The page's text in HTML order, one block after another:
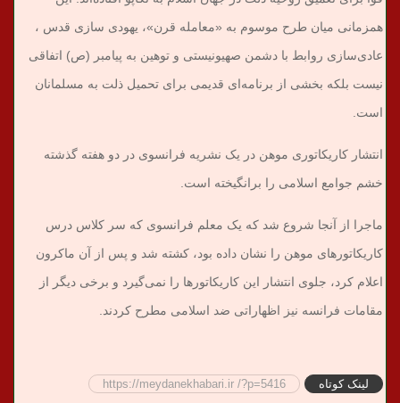
همزمانی میان طرح موسوم به «معامله قرن»، یهودی سازی قدس ،
عادی‌سازی روابط با دشمن صهیونیستی و توهین به پیامبر (ص) اتفاقی
نیست بلکه بخشی از برنامه‌ای قدیمی برای تحمیل ذلت به مسلمانان
است.
انتشار کاریکاتوری موهن در یک نشریه فرانسوی در دو هفته گذشته
خشم جوامع اسلامی را برانگیخته است.
ماجرا از آنجا شروع شد که یک معلم فرانسوی که سر کلاس درس
کاریکاتورهای موهن را نشان داده بود، کشته شد و پس از آن ماکرون
اعلام کرد، جلوی انتشار این کاریکاتورها را نمی‌گیرد و برخی دیگر از
مقامات فرانسه نیز اظهاراتی ضد اسلامی مطرح کردند.
لینک کوتاه https://meydanekhabari.ir /?p=5416